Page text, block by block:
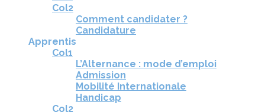
Col2
Comment candidater ?
Candidature
Apprentis
Col1
L’Alternance : mode d’emploi
Admission
Mobilité Internationale
Handicap
Col2